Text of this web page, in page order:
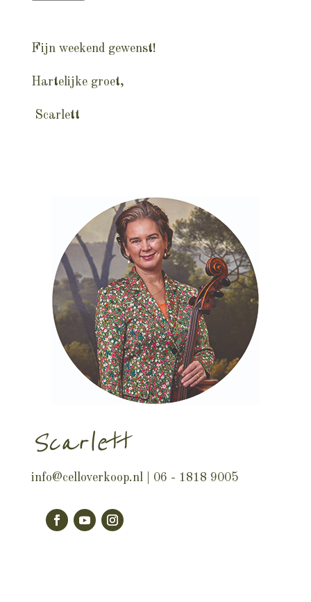
Fijn weekend gewenst!
Hartelijke groet,
Scarlett
Scarlett
info@celloverkoop.nl| 06 - 1818 9005